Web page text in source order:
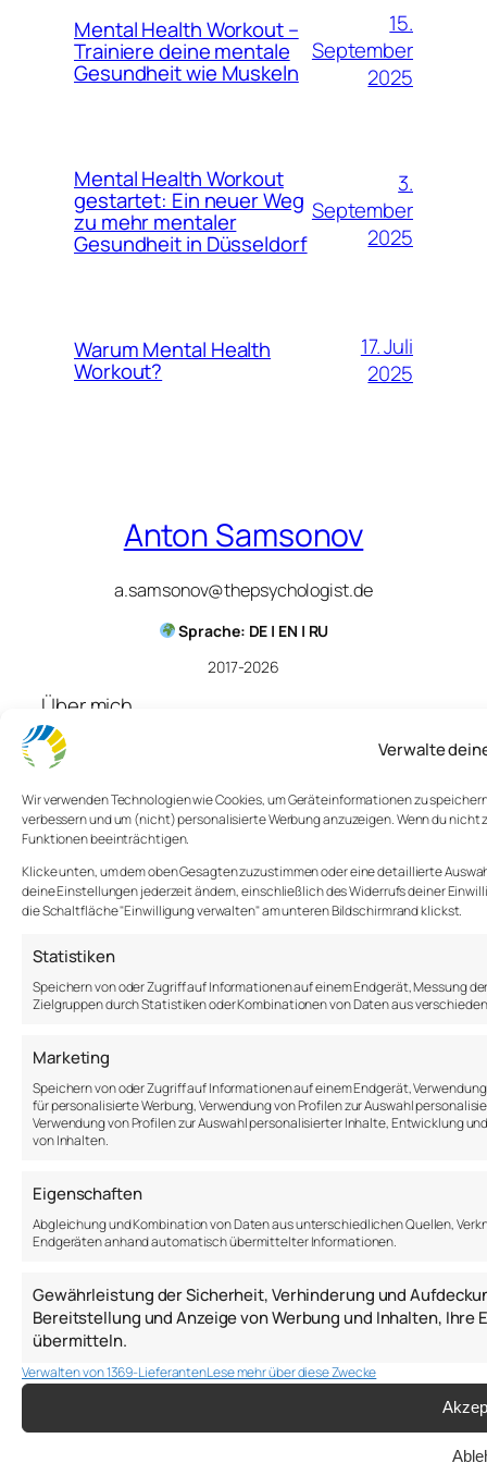
Verwalte
Wir verwenden Technologien wie Cookies, um Geräteinformationen zu
verbessern und um (nicht) personalisierte Werbung anzuzeigen. Wenn du
Funktionen beeinträchtigen.
Klicke unten, um dem oben Gesagten zuzustimmen oder eine detaillierte
deine Einstellungen jederzeit ändern, einschließlich des Widerrufs deiner
die Schaltfläche "Einwilligung verwalten" am unteren Bildschirmrand klickst.
Statistiken
Speichern von oder Zugriff auf Informationen auf einem Endgerät, Messung
Zielgruppen durch Statistiken oder Kombinationen von Daten aus
Marketing
Speichern von oder Zugriff auf Informationen auf einem Endgerät,
für personalisierte Werbung, Verwendung von Profilen zur Auswahl
Verwendung von Profilen zur Auswahl personalisierter Inhalte, Entwicklung
von Inhalten.
Eigenschaften
Abgleichung und Kombination von Daten aus unterschiedlichen Quellen,
Endgeräten anhand automatisch übermittelter Informationen.
Gewährleistung der Sicherheit, Verhinderung und
Bereitstellung und Anzeige von Werbung und Inhalten,
übermitteln.
Verwalten von 1369-LieferantenLese mehr über diese Zwecke
Mental Health Workout –
Trainiere deine mentale
Gesundheit wie Muskeln
15.
September
2025
Mental Health Workout
gestartet: Ein neuer Weg
zu mehr mentaler
Gesundheit in Düsseldorf
3.
September
2025
Warum Mental Health
Workout?
17. Juli
2025
Anton Samsonov
a.samsonov@thepsychologist.de
Sprache: DE | EN | RU
2017-2026
Über mich
Blog
Impressum